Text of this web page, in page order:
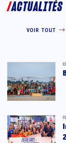
ACTUALITÉS
VOIR TOUT